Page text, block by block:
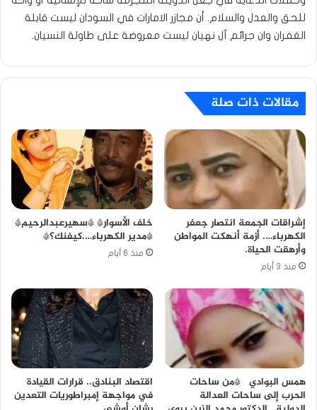
للحق والعدل والسلام. أن مجازر الامارات في السودان ليست قابلة
الغفران وان جرائم آل نهيان ليست معروضة على طاولة النسيان.
مقالات ذات صلة
إشراقات الجمعة انتصار جعفر
الكهرباء…. أزمة أنهكت المواطن
وأرهقت الحياة.
منذ 3 أيام
خلف الأسوار* *سهيرعبدالرحيم*
*مدير الكهرباء….كيفنك؟*
منذ 6 أيام
همس البوادي *من ساحات
الحرب إلى ساحات العدالة
اقتصاد البنادق.. قرارات القيادة
في مواجهة إمبراطوريات التعدين